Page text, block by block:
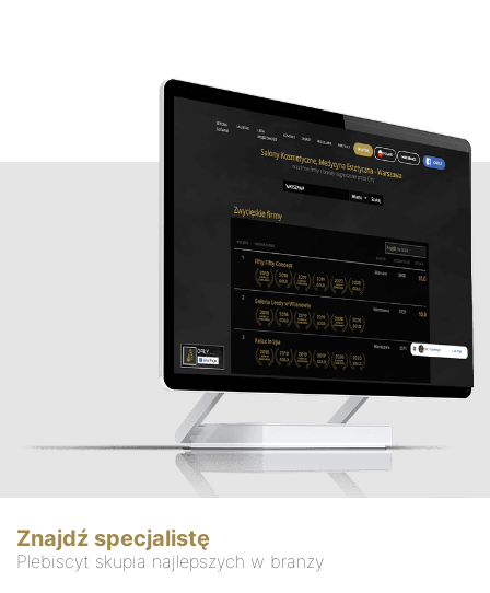
Znajdź specjalistę
Plebiscyt skupia najlepszych w branży